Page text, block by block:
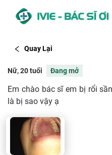
Quay Lại
Nữ, 20 tuổi Đang mở
Em chào bác sĩ em bị rổi
là bị sao vậy ạ